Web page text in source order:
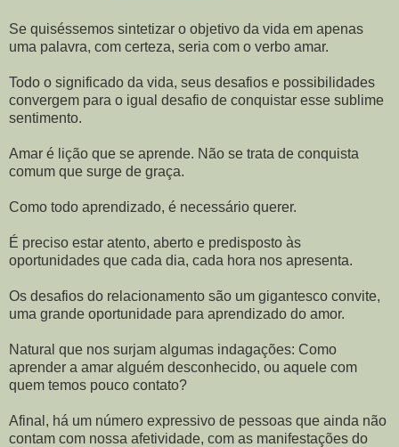
Se quiséssemos sintetizar o objetivo da vida em apenas
uma palavra, com certeza, seria com o verbo amar.
Todo o significado da vida, seus desafios e possibilidades
convergem para o igual desafio de conquistar esse sublime
sentimento.
Amar é lição que se aprende. Não se trata de conquista
comum que surge de graça.
Como todo aprendizado, é necessário querer.
É preciso estar atento, aberto e predisposto às
oportunidades que cada dia, cada hora nos apresenta.
Os desafios do relacionamento são um gigantesco convite,
uma grande oportunidade para aprendizado do amor.
Natural que nos surjam algumas indagações: Como
aprender a amar alguém desconhecido, ou aquele com
quem temos pouco contato?
Afinal, há um número expressivo de pessoas que ainda não
contam com nossa afetividade, com as manifestações do